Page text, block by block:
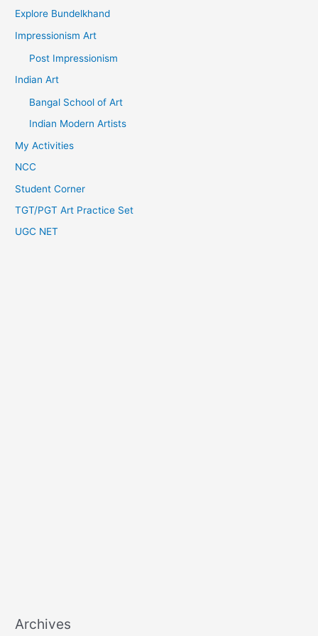
Explore Bundelkhand
Impressionism Art
Post Impressionism
Indian Art
Bangal School of Art
Indian Modern Artists
My Activities
NCC
Student Corner
TGT/PGT Art Practice Set
UGC NET
Archives